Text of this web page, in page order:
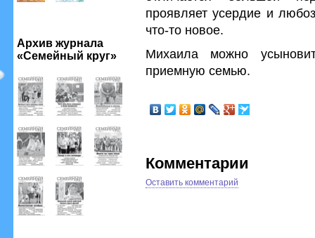
Архив журнала
«Семейный круг»
проявляет усердие и
что-то новое.
Михаила можно
приемную семью.
Комментарии
Оставить комментарий